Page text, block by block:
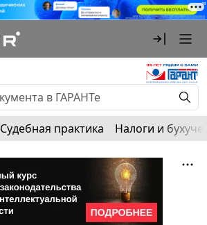
Судебная практика Налоги и